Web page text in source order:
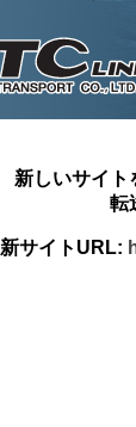
新しいサイト
転
新サイトURL: